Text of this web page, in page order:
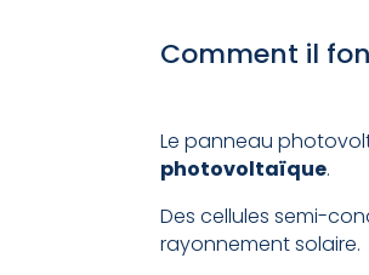
Comment il
Le panneau
photovoltaïque.
Des cellules semi-
rayonnement solaire.